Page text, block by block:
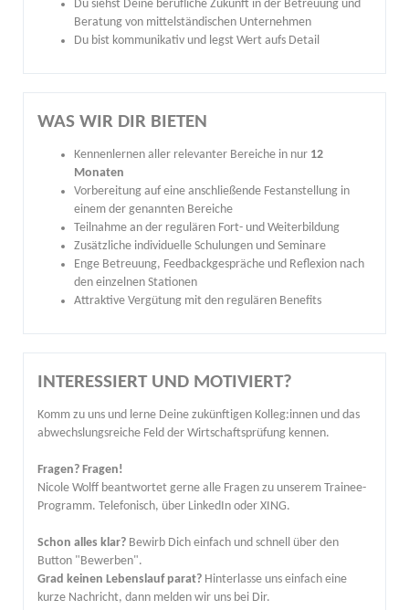
Du siehst Deine berufliche Zukunft in der Betreuung und
Beratung von mittelständischen Unternehmen
Du bist kommunikativ und legst Wert aufs Detail
WAS WIR DIR BIETEN
Kennenlernen aller relevanter Bereiche in nur 12
Monaten
Vorbereitung auf eine anschließende Festanstellung in
einem der genannten Bereiche
Teilnahme an der regulären Fort- und Weiterbildung
Zusätzliche individuelle Schulungen und Seminare
Enge Betreuung, Feedbackgespräche und Reflexion nach
den einzelnen Stationen
Attraktive Vergütung mit den regulären Benefits
INTERESSIERT UND MOTIVIERT?
Komm zu uns und lerne Deine zukünftigen Kolleg:innen und das
abwechslungsreiche Feld der Wirtschaftsprüfung kennen.
Fragen? Fragen!
Nicole Wolff beantwortet gerne alle Fragen zu unserem Trainee-
Programm. Telefonisch, über LinkedIn oder XING.
Schon alles klar? Bewirb Dich einfach und schnell über den
Button "Bewerben".
Grad keinen Lebenslauf parat? Hinterlasse uns einfach eine
kurze Nachricht, dann melden wir uns bei Dir.